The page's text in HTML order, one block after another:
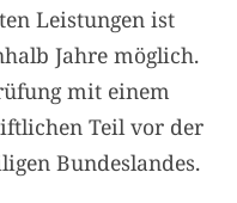
Leistungen ist
Jahre möglich.
mit einem
Teil vor der
Bundeslandes.